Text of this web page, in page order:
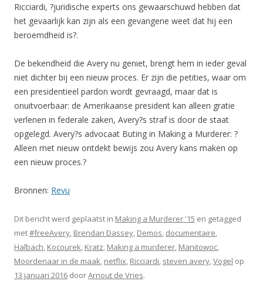
Ricciardi, ?juridische experts ons gewaarschuwd hebben dat
het gevaarlijk kan zijn als een gevangene weet dat hij een
beroemdheid is?.
De bekendheid die Avery nu geniet, brengt hem in ieder geval
niet dichter bij een nieuw proces. Er zijn die petities, waar om
een presidentieel pardon wordt gevraagd, maar dat is
onuitvoerbaar: de Amerikaanse president kan alleen gratie
verlenen in federale zaken, Avery?s straf is door de staat
opgelegd. Avery?s advocaat Buting in Making a Murderer: ?
Alleen met nieuw ontdekt bewijs zou Avery kans maken op
een nieuw proces.?
Bronnen: Revu
Dit bericht werd geplaatst in Making a Murderer '15 en getagged
met#freeAvery, Brendan Dassey, Demos, documentaire,
Halbach, Kocourek, Kratz, Making a murderer, Manitowoc,
Moordenaar in de maak, netflix, Ricciardi, steven avery,Vogel op
13 januari 2016 doorArnout de Vries.